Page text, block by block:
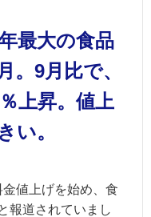
最大の食品
。9月比で、
上昇。値上
い。
値上げを始め、食
報道されていまし